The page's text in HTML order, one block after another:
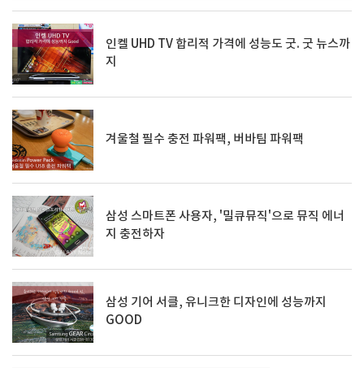
인켈 UHD TV 합리적 가격에 성능도 굿. 굿 뉴스까
지
겨울철 필수 충전 파워팩, 버바팀 파워팩
삼성 스마트폰 사용자, '밀큐뮤직'으로 뮤직 에너
지 충전하자
삼성 기어 서클, 유니크한 디자인에 성능까지
GOOD